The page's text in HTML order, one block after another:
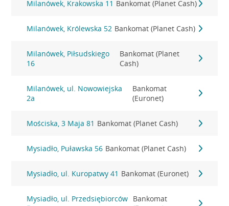
Milanówek, Krakowska 11 Bankomat (Planet Cash)
Milanówek, Królewska 52 Bankomat (Planet Cash)
Milanówek, Piłsudskiego
16
Bankomat (Planet
Cash)
Milanówek, ul. Nowowiejska
2a
Bankomat
(Euronet)
Mościska, 3 Maja 81 Bankomat (Planet Cash)
Mysiadło, Puławska 56 Bankomat (Planet Cash)
Mysiadło, ul. Kuropatwy 41 Bankomat (Euronet)
Mysiadło, ul. Przedsiębiorców Bankomat